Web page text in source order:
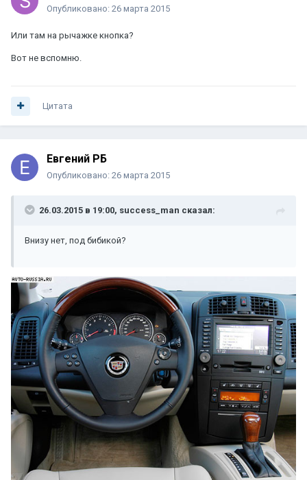
Опубликовано: 26 марта 2015
Или там на рычажке кнопка?
Вот не вспомню.
Цитата
Евгений РБ
Опубликовано: 26 марта 2015
26.03.2015 в 19:00, success_man сказал:
Внизу нет, под бибикой?